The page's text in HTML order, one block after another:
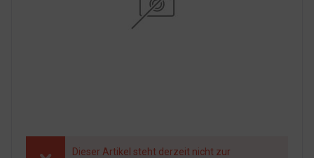
Dieser Artikel steht derzeit nicht zur